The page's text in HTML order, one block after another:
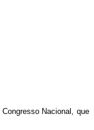
Nacional, que